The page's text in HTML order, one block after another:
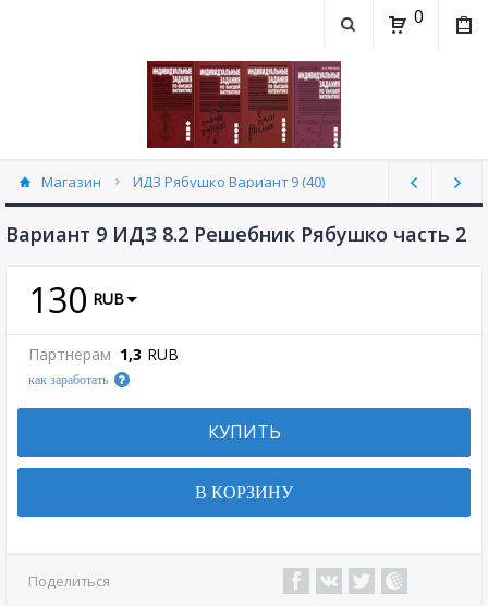
0
Магазин ИДЗ Рябушко Вариант 9 (40)
Вариант 9 ИДЗ 8.2 Решебник Рябушко часть 2
130 RUB
Партнерам 1,3 RUB
как заработать
КУПИТЬ
В КОРЗИНУ
Поделиться